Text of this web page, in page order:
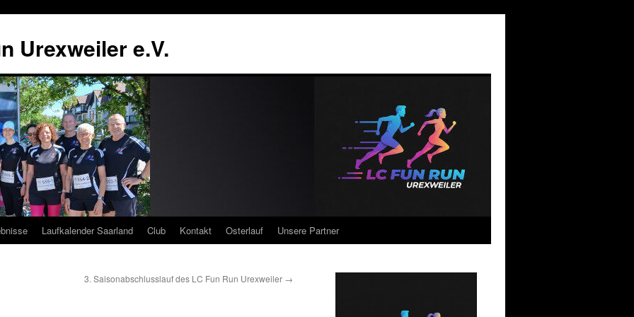
Urexweiler e.V.
Laufkalender Saarland Club Kontakt Osterlauf Unsere Partner
3. Saisonabschlusslauf des LC Fun Run Urexweiler →